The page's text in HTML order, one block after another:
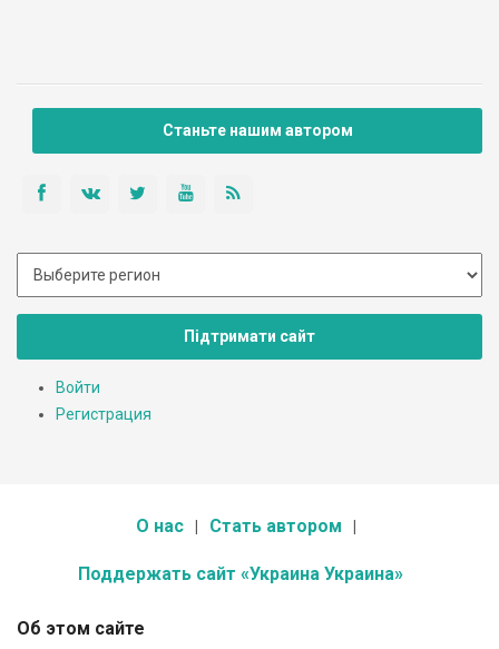
Станьте нашим автором
Підтримати сайт
Войти
Регистрация
О нас Стать автором
Поддержать сайт «Украина Украина»
Об этом сайте